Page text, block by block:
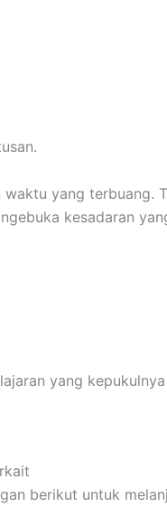
yang terbuang.
kesadaran
yang
berikut untuk